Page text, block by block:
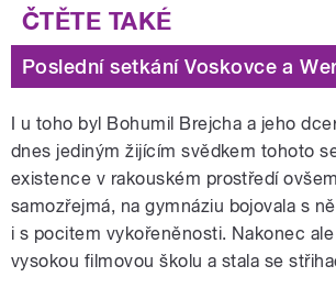
Poslední setkání Voskovce a
I u toho byl Bohumil Brejcha a jeho
dnes jediným žijícím svědkem tohoto
existence v rakouském prostředí
samozřejmá, na gymnáziu bojovala s
i s pocitem vykořeněnosti. Nakonec
vysokou filmovou školu a stala se